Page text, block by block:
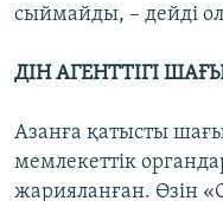
сыймайды, – дейді
ДІН АГЕНТТІГІ
Азанға қатысты
мемлекеттік
жарияланған. Өзін